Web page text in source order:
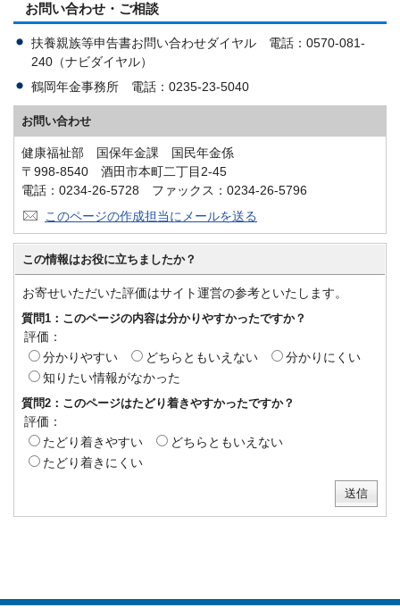
お問い合わせ・ご相談
扶養親族等申告書お問い合わせダイヤル 電話：0570-081-
240（ナビダイヤル）
鶴岡年金事務所 電話：0235-23-5040
お問い合わせ
健康福祉部 国保年金課 国民年金係
〒998-8540 酒田市本町二丁目2-45
電話：0234-26-5728 ファックス：0234-26-5796
このページの作成担当にメールを送る
この情報はお役に立ちましたか？
お寄せいただいた評価はサイト運営の参考といたします。
質問1：このページの内容は分かりやすかったですか？
評価：
分かりやすい
どちらともいえない
分かりにくい
知りたい情報がなかった
質問2：このページはたどり着きやすかったですか？
評価：
たどり着きやすい
どちらともいえない
たどり着きにくい